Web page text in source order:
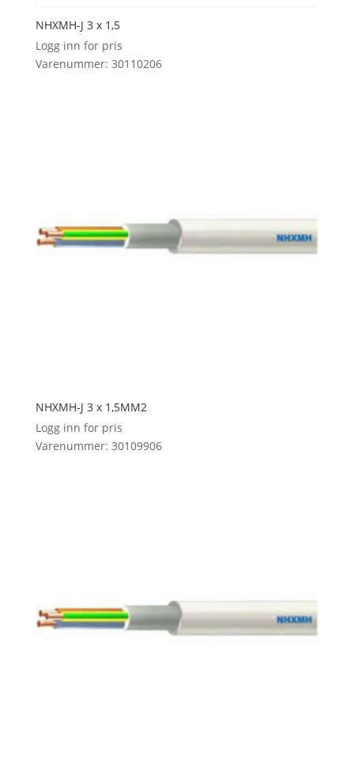
NHXMH-J 3 x 1,5
Logg inn for pris
Varenummer: 30110206
NHXMH-J 3 x 1,5MM2
Logg inn for pris
Varenummer: 30109906